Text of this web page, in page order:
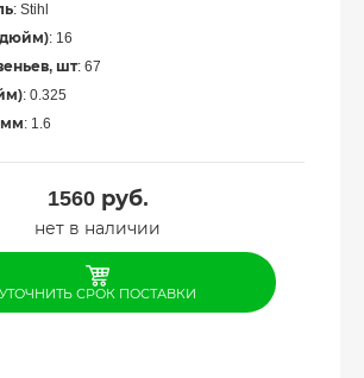
: Stihl
: 16
шт: 67
: 0.325
мм: 1.6
1560руб.
нет в наличии
УТОЧНИТЬ СРОК ПОСТАВКИ